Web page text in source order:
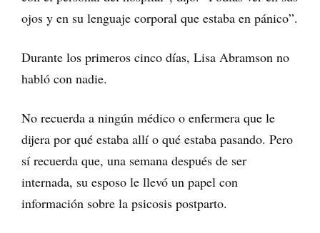
ojos y en su lenguaje corporal que estaba en pánico”.
Durante los primeros cinco días, Lisa Abramson no
habló con nadie.
No recuerda a ningún médico o enfermera que le
dijera por qué estaba allí o qué estaba pasando. Pero
sí recuerda que, una semana después de ser
internada, su esposo le llevó un papel con
información sobre la psicosis postparto.